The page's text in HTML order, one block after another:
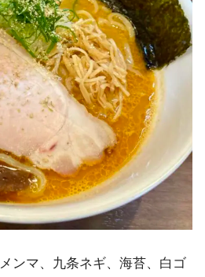
ンマ、九条ネギ、海苔、白ゴ